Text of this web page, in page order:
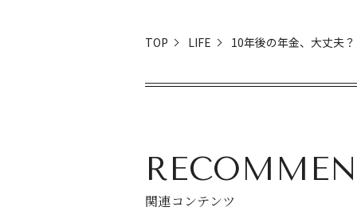
TOP LIFE 10年後の年金、大丈夫？
関連コンテンツ